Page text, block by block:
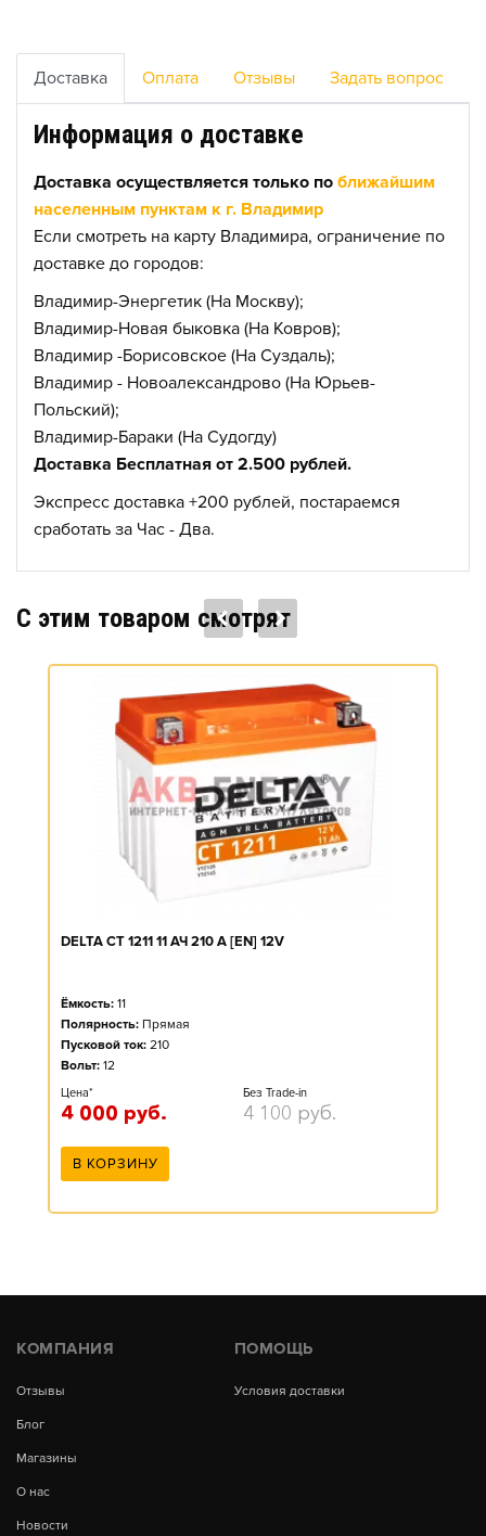
Доставка Оплата Отзывы Задать вопрос
Информация о доставке
Доставка осуществляется только по ближайшим
населенным пунктам к г. Владимир
Если смотреть на карту Владимира, ограничение по
доставке до городов:
Владимир-Энергетик (На Москву);
Владимир-Новая быковка (На Ковров);
Владимир -Борисовское (На Суздаль);
Владимир - Новоалександрово (На Юрьев-
Польский);
Владимир-Бараки (На Судогду)
Доставка Бесплатная от 2.500 рублей.
Экспресс доставка +200 рублей, постараемся
сработать за Час - Два.
C этим товаром смотрят
DELTA CT 1211 11 АЧ 210 A [EN] 12V
Ёмкость: 11
Полярность: Прямая
Пусковой ток: 210
Вольт: 12
Цена*
4 000 руб.
Без Trade-in
4 100 руб.
В КОРЗИНУ
КОМПАНИЯ
Отзывы
Блог
Магазины
О нас
Новости
ПОМОЩЬ
Условия доставки